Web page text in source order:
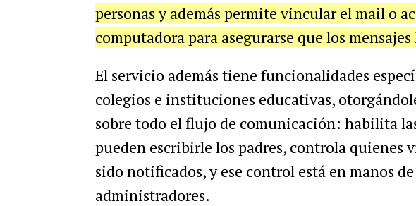
personas y además permite vincular el mail o
computadora para asegurarse que los
El servicio además tiene funcionalidades
colegios e instituciones educativas,
sobre todo el flujo de comunicación: habilita
pueden escribirle los padres, controla quienes
sido notificados, y ese control está en manos
administradores.